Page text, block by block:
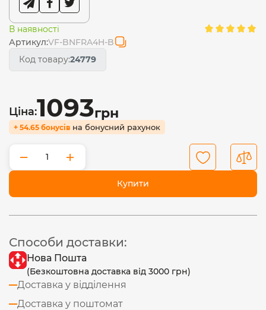
В наявності
Артикул:VF-BNFRA4H-B
Код товару:24779
Ціна:1093грн
+ 54.65 бонусів на бонусний рахунок
− +
Купити
Способи доставки:
Нова Пошта
(Безкоштовна доставка від 3000 грн)
Доставка у відділення
Доставка у поштомат